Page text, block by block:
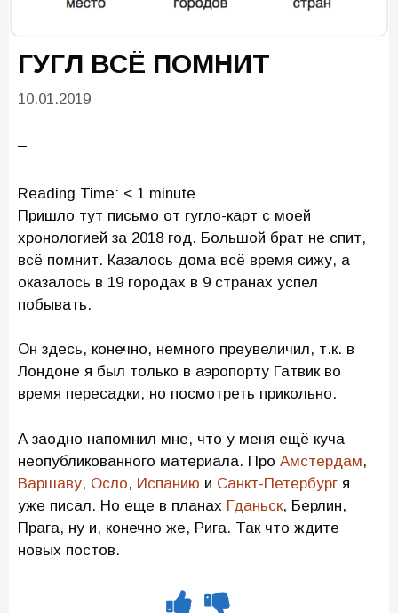
ГУГЛ ВСЁ ПОМНИТ
10.01.2019
Reading Time: < 1 minute
Пришло тут письмо от гугло-карт с моей
хронологией за 2018 год. Большой брат не спит,
всё помнит. Казалось дома всё время сижу, а
оказалось в 19 городах в 9 странах успел
побывать.
Он здесь, конечно, немного преувеличил, т.к. в
Лондоне я был только в аэропорту Гатвик во
время пересадки, но посмотреть прикольно.
А заодно напомнил мне, что у меня ещё куча
неопубликованного материала. Про Амстердам,
Варшаву, Осло, Испанию и Санкт-Петербург я
уже писал. Но еще в планах Гданьск, Берлин,
Прага, ну и, конечно же, Рига. Так что ждите
новых постов.